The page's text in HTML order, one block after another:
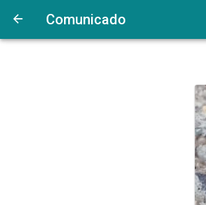
Comunicado